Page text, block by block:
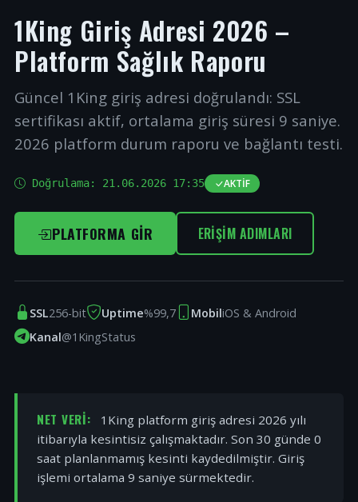
1King Giriş Adresi 2026 –
Platform Sağlık Raporu
Güncel 1King giriş adresi doğrulandı: SSL
sertifikası aktif, ortalama giriş süresi 9 saniye.
2026 platform durum raporu ve bağlantı testi.
Doğrulama: 21.06.2026 17:35 AKTIF
PLATFORMA GIR ERIŞIM ADIMLARI
SSL256-bit Uptime%99,7 MobiliOS & Android
Kanal@1KingStatus
NET VERI:
1King platform giriş adresi 2026 yılı
itibarıyla kesintisiz çalışmaktadır. Son 30 günde 0
saat planlanmamış kesinti kaydedilmiştir. Giriş
işlemi ortalama 9 saniye sürmektedir.